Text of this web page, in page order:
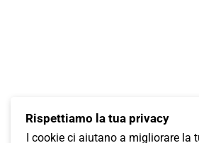
Rispettiamo la tua privacy
I cookie ci aiutano a migliorare la